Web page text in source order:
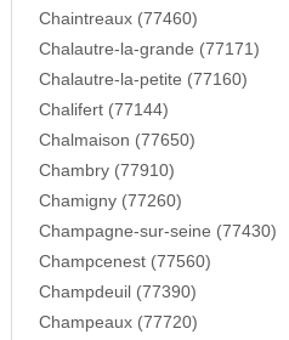
Chaintreaux (77460)
Chalautre-la-grande (77171)
Chalautre-la-petite (77160)
Chalifert (77144)
Chalmaison (77650)
Chambry (77910)
Chamigny (77260)
Champagne-sur-seine (77430)
Champcenest (77560)
Champdeuil (77390)
Champeaux (77720)